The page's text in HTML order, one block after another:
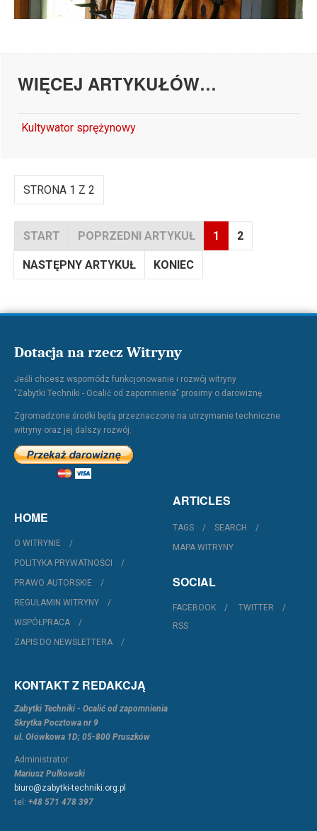
WIĘCEJ ARTYKUŁÓW…
Kultywator sprężynowy
STRONA 1 Z 2
START POPRZEDNI ARTYKUŁ 1 2
NASTĘPNY ARTYKUŁ KONIEC
Dotacja na rzecz Witryny
Jeśli chcesz wspomódz funkcjonowanie i rozwój witryny
"Zabytki Techniki - Ocalić od zapomnienia" prosimy o darowiznę.
Zgromadzone środki będą przeznaczone na utrzymanie techniczne
witryny oraz jej dalszy rozwój.
HOME
O WITRYNIE
POLITYKA PRYWATNOŚCI
PRAWO AUTORSKIE
REGULAMIN WITRYNY
WSPÓŁPRACA
ZAPIS DO NEWSLETTERA
ARTICLES
TAGS
SEARCH
MAPA WITRYNY
SOCIAL
FACEBOOK
TWITTER
RSS
KONTAKT Z REDAKCJĄ
Zabytki Techniki - Ocalić od zapomnienia
Skrytka Pocztowa nr 9
ul. Ołówkowa 1D; 05-800 Pruszków
Administrator:
Mariusz Pulkowski
biuro@zabytki-techniki.org.pl
tel: +48 571 478 397